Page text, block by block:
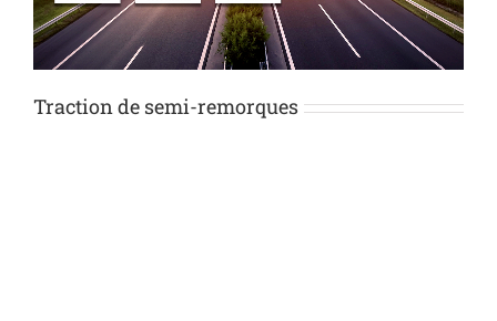
Traction de semi-remorques